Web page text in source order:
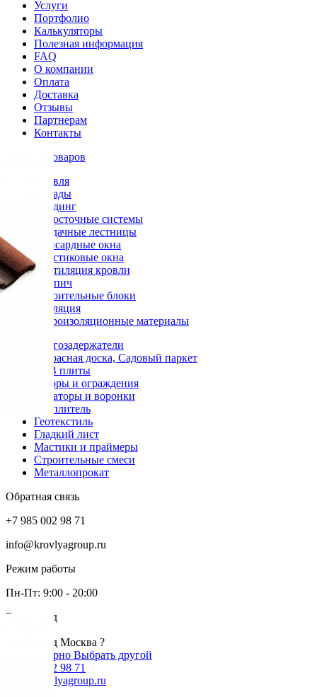
Услуги
Портфолио
Калькуляторы
Полезная информация
FAQ
О компании
Оплата
Доставка
Отзывы
Партнерам
Контакты
Каталог товаров
Кровля
Фасады
Сайдинг
Водосточные системы
Чердачные лестницы
Мансардные окна
Пластиковые окна
Вентиляция кровли
Кирпич
Строительные блоки
Изоляция
Гидроизоляционные материалы
Снегозадержатели
Террасная доска, Садовый паркет
OSB плиты
Заборы и ограждения
Аэраторы и воронки
Утеплитель
Геотекстиль
Гладкий лист
Мастики и праймеры
Строительные смеси
Металлопрокат
Обратная связь
+7 985 002 98 71
info@krovlyagroup.ru
Режим работы
Пн-Пт: 9:00 - 20:00
Ваш город
Ваш город Москва ?
Да, все верно Выбрать другой
+7 985 002 98 71
info@krovlyagroup.ru